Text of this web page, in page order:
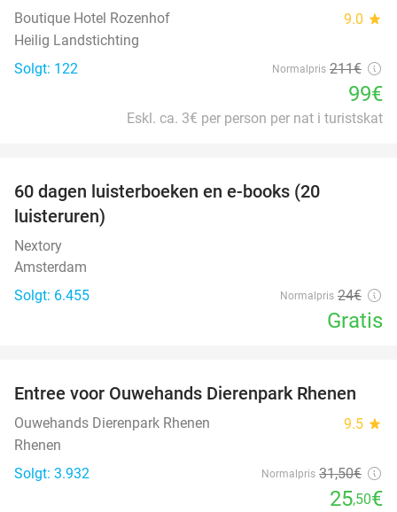
Boutique Hotel Rozenhof 9.0 star
Heilig Landstichting
Solgt: 122
Normalpris 211€
99€
Eskl. ca. 3€ per person per nat i turistskat
60 dagen luisterboeken en e-books (20
luisteruren)
Nextory
Amsterdam
Solgt: 6.455
Normalpris 24€
Gratis
19%
Entree voor Ouwehands Dierenpark Rhenen
Ouwehands Dierenpark Rhenen 9.5 star
Rhenen
Solgt: 3.932
Normalpris 31,50€
25,50€